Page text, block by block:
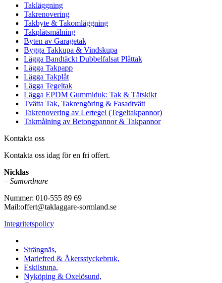
Takläggning
Takrenovering
Takbyte & Takomläggning
Takplåtsmålning
Byten av Garagetak
Bygga Takkupa & Vindskupa
Lägga Bandtäckt Dubbelfalsat Plåttak
Lägga Takpapp
Lägga Takplåt
Lägga Tegeltak
Lägga EPDM Gummiduk: Tak & Tätskikt
Tvätta Tak, Takrengöring & Fasadtvätt
Takrenovering av Lertegel (Tegeltakpannor)
Takmålning av Betongpannor & Takpannor
Kontakta oss
Kontakta oss idag för en fri offert.
Nicklas
– Samordnare
Nummer: 010-555 89 69
Mail:offert@taklaggare-sormland.se
Integritetspolicy
Strängnäs,
Mariefred & Åkersstyckebruk,
Eskilstuna,
Nyköping & Oxelösund,